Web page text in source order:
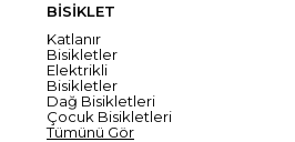
BİSİKLET
Katlanır
Bisikletler
Elektrikli
Bisikletler
Dağ Bisikletleri
Çocuk Bisikletleri
Tümünü Gör